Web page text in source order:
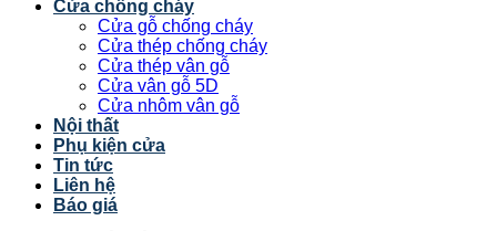
Cửa chống cháy
Cửa gỗ chống cháy
Cửa thép chống cháy
Cửa thép vân gỗ
Cửa vân gỗ 5D
Cửa nhôm vân gỗ
Nội thất
Phụ kiện cửa
Tin tức
Liên hệ
Báo giá